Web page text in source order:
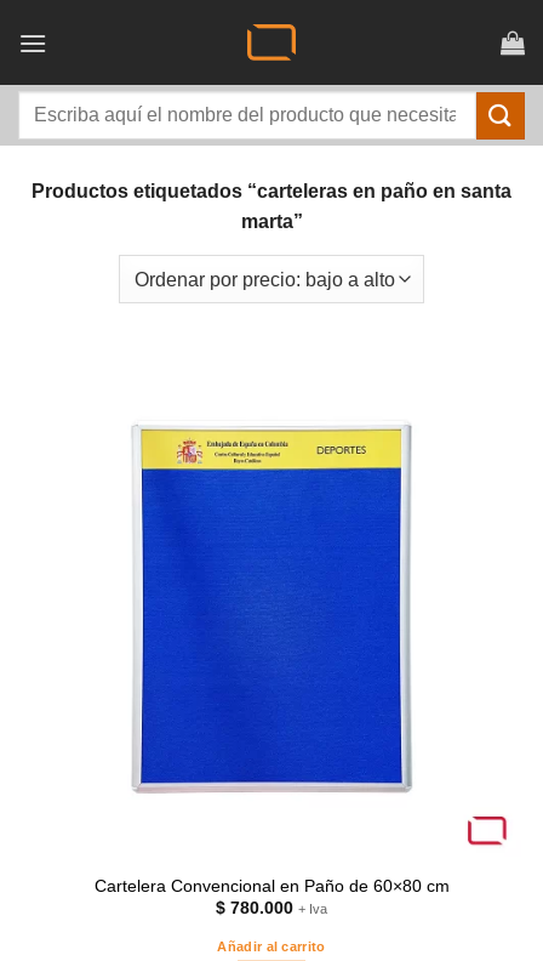
Buscar
Productos etiquetados “carteleras en paño en santa
marta”
Cartelera Convencional en Paño de 60×80 cm
$ 780.000 + Iva
Añadir al carrito